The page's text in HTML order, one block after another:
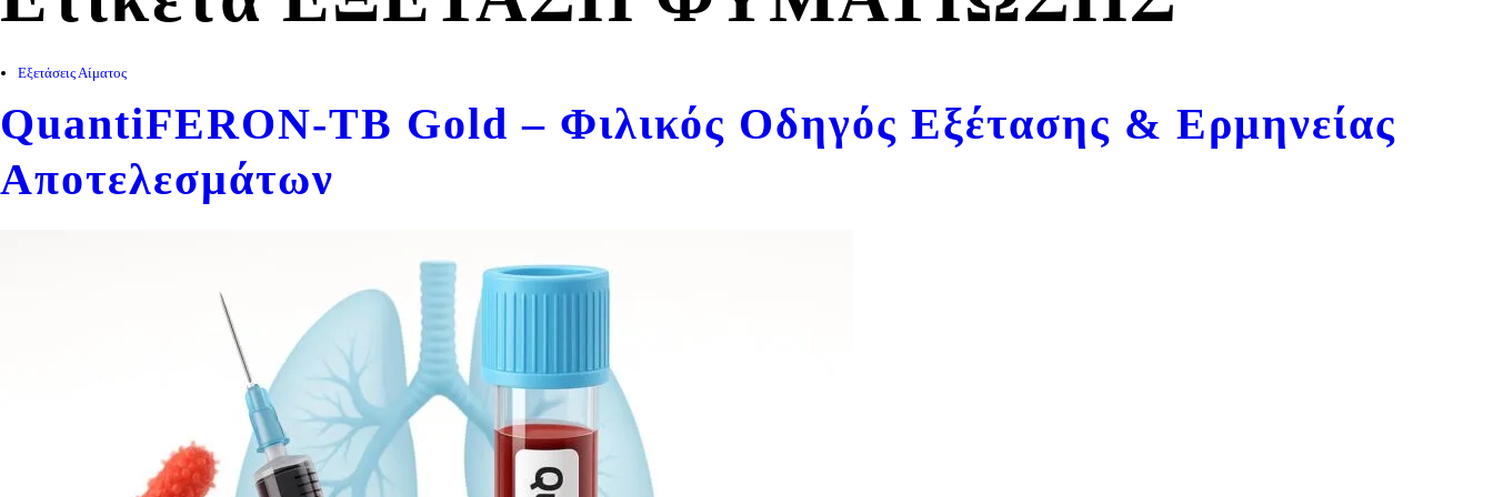
Εξετάσεις Αίματος
QuantiFERON-TB Gold – Φιλικός Οδηγός Εξέτασης & Ερμηνείας
Αποτελεσμάτων